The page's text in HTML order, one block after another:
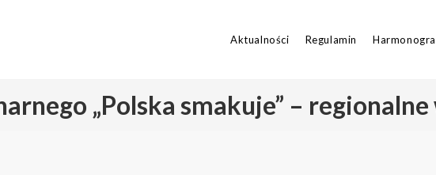
Aktualności Regulamin
„Polska smakuje” –